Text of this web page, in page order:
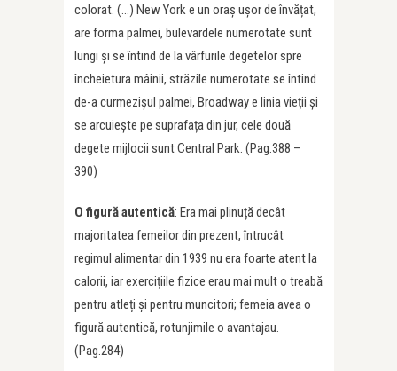
colorat. (…) New York e un oraș ușor de învățat,
are forma palmei, bulevardele numerotate sunt
lungi și se întind de la vârfurile degetelor spre
încheietura mâinii, străzile numerotate se întind
de-a curmezișul palmei, Broadway e linia vieții și
se arcuiește pe suprafața din jur, cele două
degete mijlocii sunt Central Park. (Pag.388 –
390)
O figură autentică: Era mai plinuță decât
majoritatea femeilor din prezent, întrucât
regimul alimentar din 1939 nu era foarte atent la
calorii, iar exercițiile fizice erau mai mult o treabă
pentru atleți și pentru muncitori; femeia avea o
figură autentică, rotunjimile o avantajau.
(Pag.284)